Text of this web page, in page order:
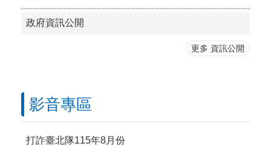
政府資訊公開
更多 資訊公開
影音專區
打詐臺北隊115年8月份